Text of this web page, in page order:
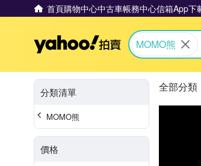
首頁購物中心中古車帳務中心信箱App下
Yahoo拍賣
MOMO熊
分類清單
MOMO熊
價格